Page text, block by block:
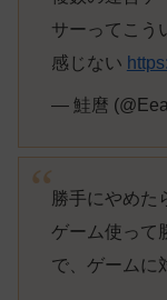
サーってこう
感じない
— 鮭麿
勝手にやめた
ゲーム使って
で、ゲームに